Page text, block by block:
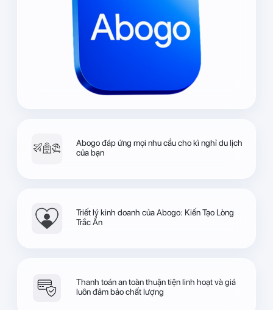
Abogo đáp ứng mọi nhu cầu cho kì nghỉ du lịch
của bạn
Triết lý kinh doanh của Abogo: Kiến Tạo Lòng
Trắc Ẩn
Thanh toán an toàn thuận tiện linh hoạt và giá
luôn đảm bảo chất lượng